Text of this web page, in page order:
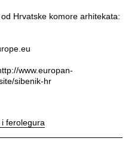
Hrvatske komore arhitekata:
www.europan-
sibenik-hr
ferolegura